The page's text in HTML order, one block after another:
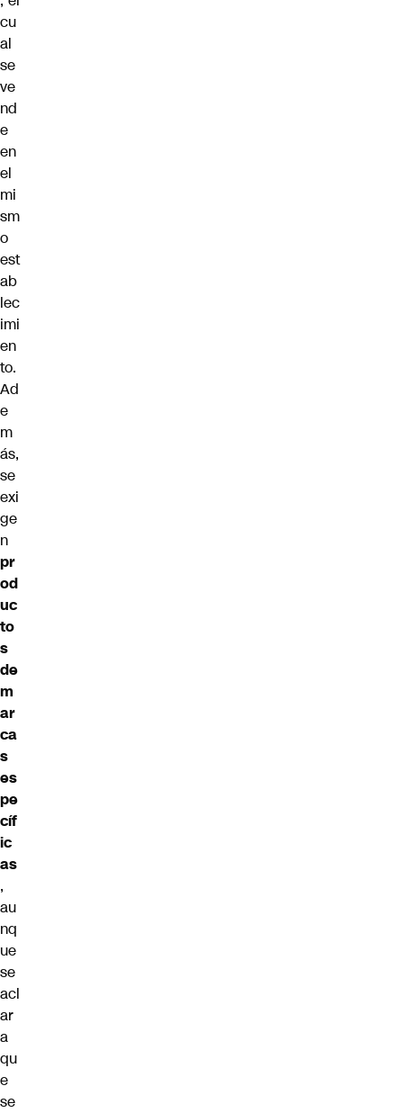
cu
al
se
ve
nd
e
en
el
mi
sm
o
est
ab
lec
imi
en
to.
Ad
e
m
ás,
se
exi
ge
n
pr
od
uc
to
s
de
m
ar
ca
s
es
pe
cíf
ic
as
,
au
nq
ue
se
acl
ar
a
qu
e
se